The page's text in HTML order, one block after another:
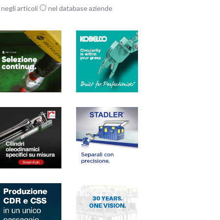
negli articoli nel database aziende